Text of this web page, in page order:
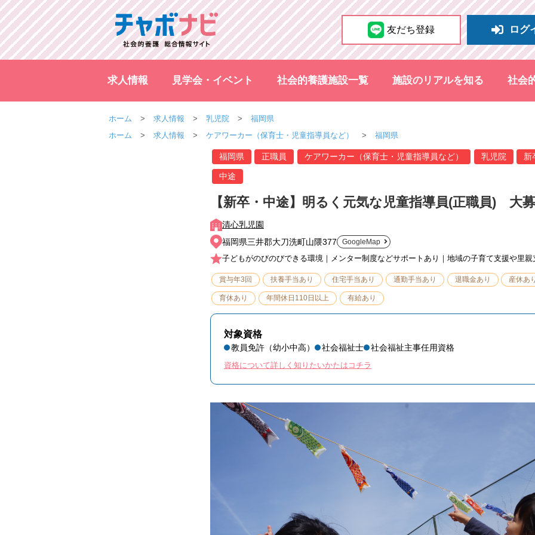
友だち登録 ログ
求人情報 見学会・イベント 社会的養護施設一覧 施設のリアルを知る 社会
ホーム 求人情報 乳児院
福岡県
ホーム
求人情報 ケアワーカー（保育士・児童指導員など） 福岡県
福岡県 正職員 ケアワーカー（保育士・児童指導員など） 乳児院 新
中途
【新卒・中途】明るく元気な児童指導員(正職員) 大
清心乳児園
福岡県三井郡大刀洗町山隈377
GoogleMap
子どもがのびのびできる環境｜メンター制度などサポートあり｜地域の子育て支援や里親
賞与年3回 扶養手当あり 住宅手当あり 通勤手当あり 退職金あり 産休あ
育休あり 年間休日110日以上 有給あり
対象資格
教員免許（幼小中高） 社会福祉士 社会福祉主事任用資格
資格について詳しく知りたいかたはコチラ